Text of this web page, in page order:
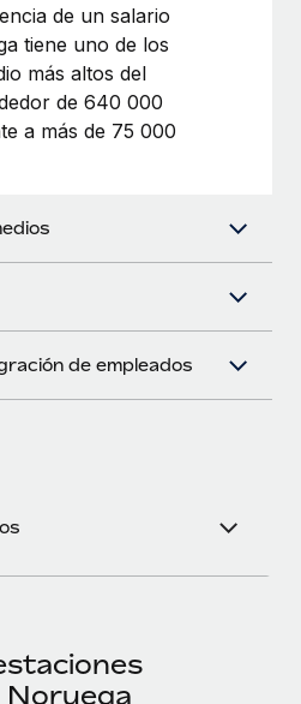
un empleador equitativo
es complicado. Tardas
y, al mes...
de un salario
tiene uno de los
más altos del
de 640 000
a más de 75 000
de empleados
Noruega